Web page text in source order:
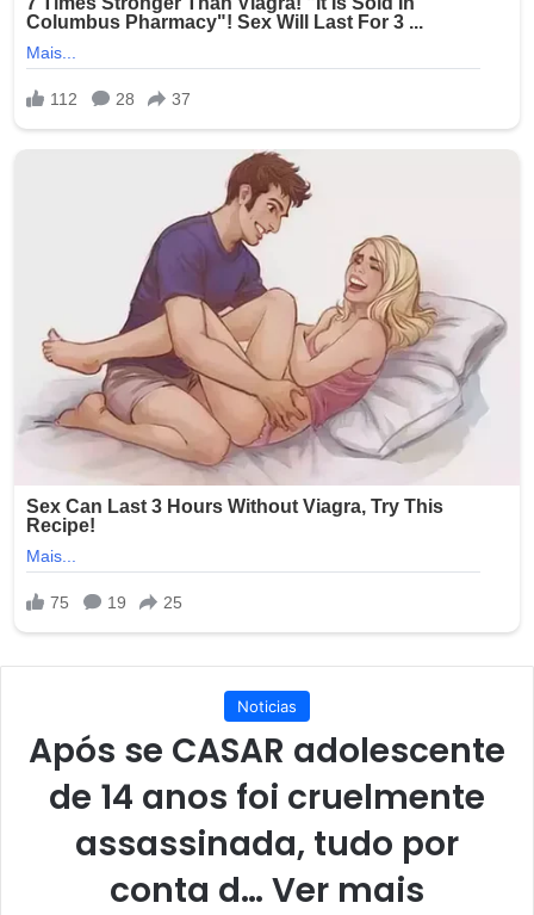
Noticias
Após se CASAR adolescente
de 14 anos foi cruelmente
assassinada, tudo por
conta d… Ver mais